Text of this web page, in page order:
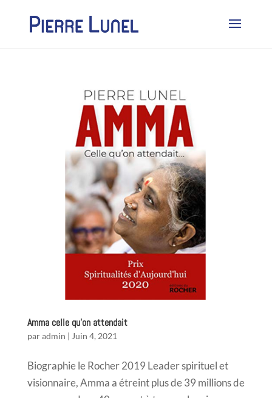
Amma celle qu’on attendait
paradmin | Juin 4, 2021
Biographie le Rocher 2019 Leader spirituel et
visionnaire, Amma a étreint plus de 39 millions de